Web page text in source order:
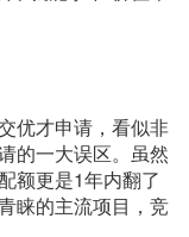
优才申请，看似非
的一大误区。虽然
额更是1年内翻了
睐的主流项目，竞